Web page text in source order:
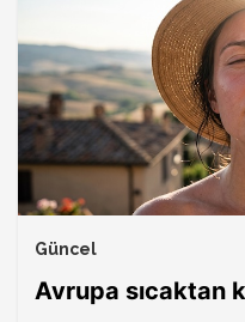
Güncel
Avrupa sıcaktan